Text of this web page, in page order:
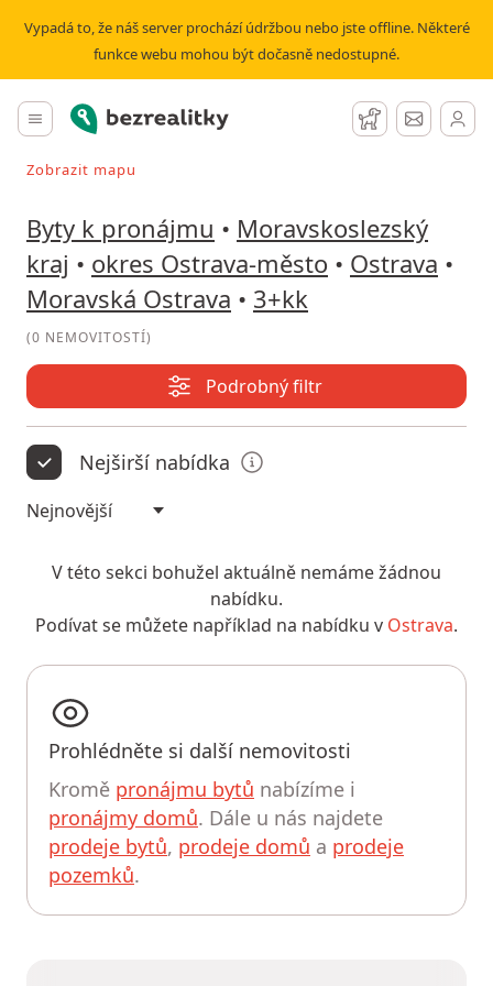
Vypadá to, že náš server prochází údržbou nebo jste offline. Některé
funkce webu mohou být dočasně nedostupné.
Hlavní menu
Bezrealitky Hlídací pes
Zprávy
Vyhledávat při pohybu v mapě
Zobrazit mapu
Byty k pronájmu • Moravskoslezský
kraj • okres Ostrava-město • Ostrava •
Moravská Ostrava • 3+kk
(0 NEMOVITOSTÍ)
Podrobný filtr
Nejširší nabídka
V této sekci bohužel aktuálně nemáme žádnou
nabídku.
Podívat se můžete například na nabídku v Ostrava.
Prohlédněte si další nemovitosti
Kromě pronájmu bytů nabízíme i
pronájmy domů. Dále u nás najdete
prodeje bytů, prodeje domů a prodeje
pozemků.